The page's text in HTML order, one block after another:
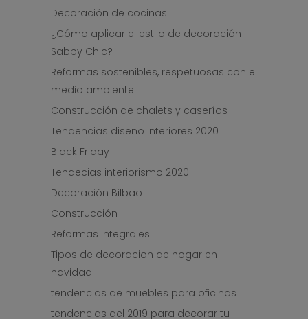
Decoración de cocinas
¿Cómo aplicar el estilo de decoración
Sabby Chic?
Reformas sostenibles, respetuosas con el
medio ambiente
Construcción de chalets y caseríos
Tendencias diseño interiores 2020
Black Friday
Tendecias interiorismo 2020
Decoración Bilbao
Construcción
Reformas Integrales
Tipos de decoracion de hogar en
navidad
tendencias de muebles para oficinas
tendencias del 2019 para decorar tu